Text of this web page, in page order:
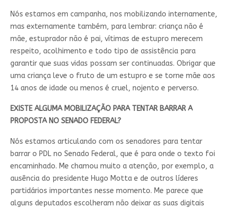
Nós estamos em campanha, nos mobilizando internamente,
mas externamente também, para lembrar: criança não é
mãe, estuprador não é pai, vítimas de estupro merecem
respeito, acolhimento e todo tipo de assistência para
garantir que suas vidas possam ser continuadas. Obrigar que
uma criança leve o fruto de um estupro e se torne mãe aos
14 anos de idade ou menos é cruel, nojento e perverso.
EXISTE ALGUMA MOBILIZAÇÃO PARA TENTAR BARRAR A
PROPOSTA NO SENADO FEDERAL?
Nós estamos articulando com os senadores para tentar
barrar o PDL no Senado Federal, que é para onde o texto foi
encaminhado. Me chamou muito a atenção, por exemplo, a
ausência do presidente Hugo Motta e de outros líderes
partidários importantes nesse momento. Me parece que
alguns deputados escolheram não deixar as suas digitais